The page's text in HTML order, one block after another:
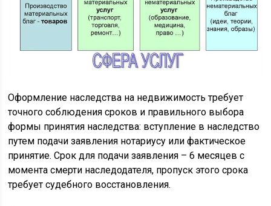
Оформление наследства на недвижимость требует
точного соблюдения сроков и правильного выбора
формы принятия наследства: вступление в наследство
путем подачи заявления нотариусу или фактическое
принятие. Срок для подачи заявления – 6 месяцев с
момента смерти наследодателя, пропуск этого срока
требует судебного восстановления.